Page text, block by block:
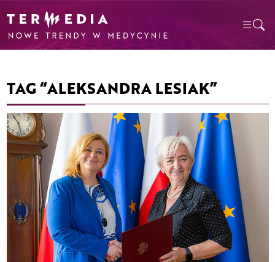
TAG “ALEKSANDRA LESIAK”